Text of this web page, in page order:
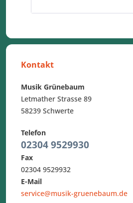
Kontakt
Musik Grünebaum
Letmather Strasse 89
58239 Schwerte
Telefon
02304 9529930
Fax
02304 9529932
E-Mail
service@musik-gruenebaum.de